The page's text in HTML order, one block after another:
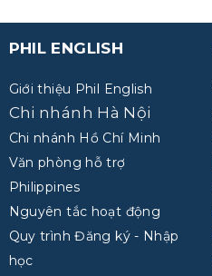
PHIL ENGLISH
Giới thiệu Phil English
Chi nhánh Hà Nội
Chi nhánh Hồ Chí Minh
Văn phòng hỗ trợ
Philippines
Nguyên tắc hoạt động
Quy trình Đăng ký - Nhập
học